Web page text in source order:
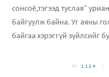
сонсоё,тэгээд туслая”
байгуулж байна. Уг аяны
байгаа хэрэггүй зүйлсийг
1124